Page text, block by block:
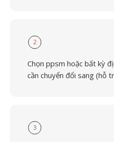
2
Chọn ppsm hoặc bất kỳ
cần chuyển đổi sang (hỗ
3